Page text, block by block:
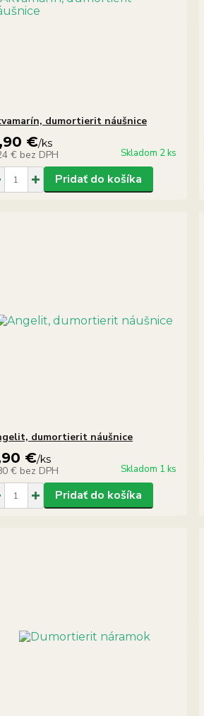
dumortierit náušnice
€/ks
€ bez DPH Skladom 2 ks
Pridať do košíka
dumortierit náušnice
€/ks
€ bez DPH Skladom 1 ks
Pridať do košíka